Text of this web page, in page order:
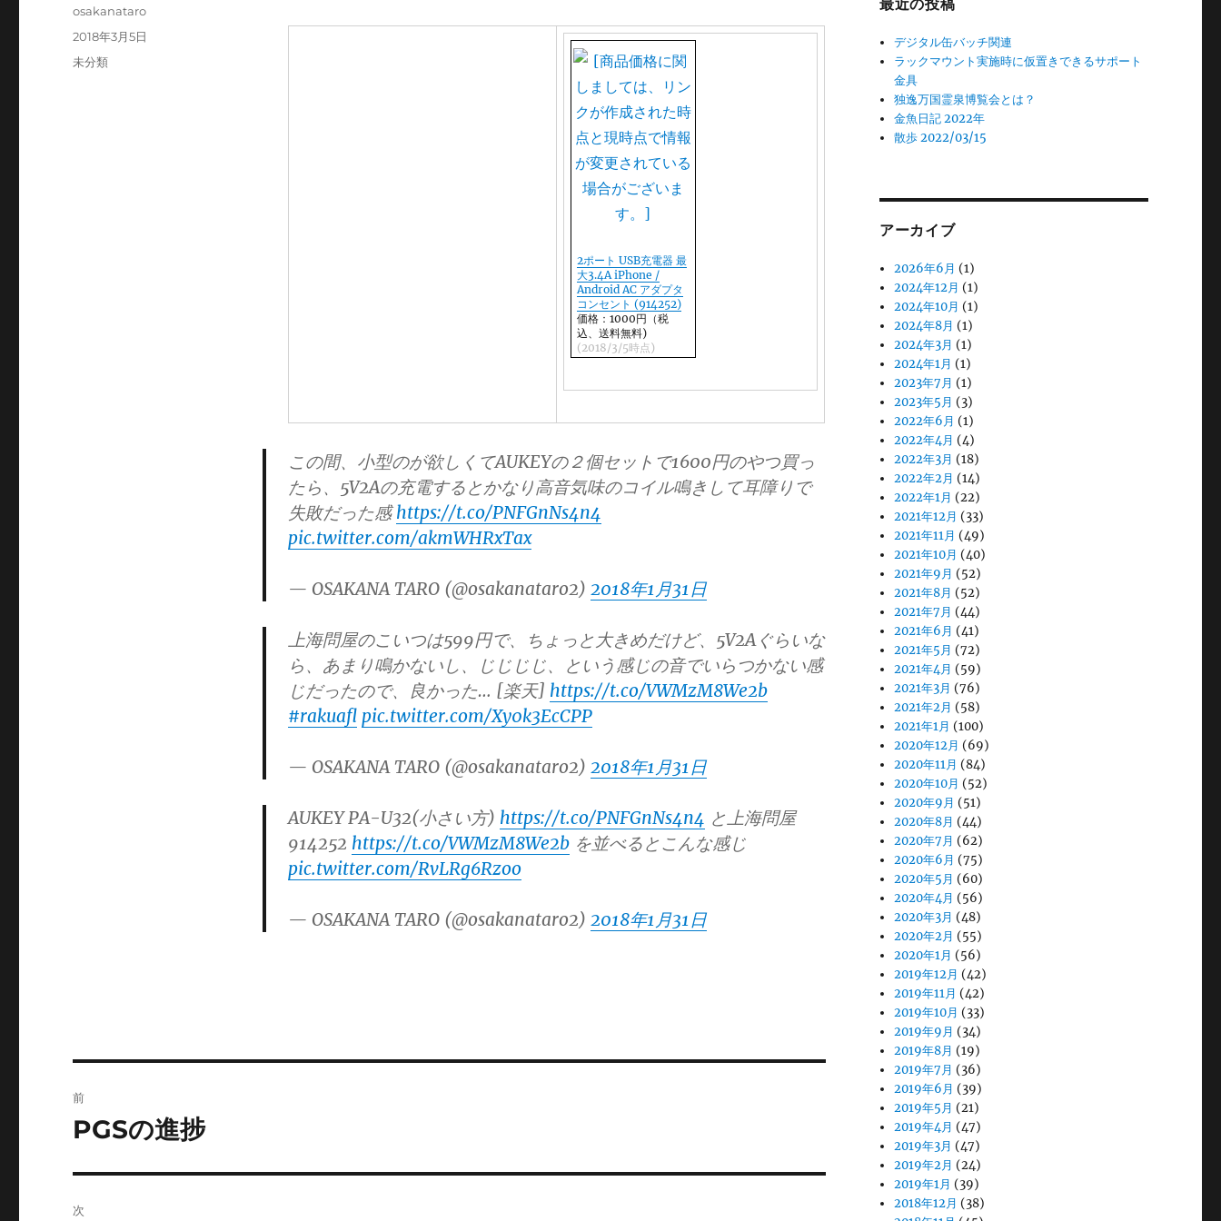
2ポート USB充電器 最
大3.4A iPhone /
Android AC アダプタ
コンセント (914252)
価格：1000円（税
込、送料無料)
(2018/3/5時点)
この間、小型のが欲しくてAUKEYの２個セットで1600円のやつ買っ
たら、5V2Aの充電するとかなり高音気味のコイル鳴きして耳障りで
失敗だった感https://t.co/PNFGnNs4n4
pic.twitter.com/akmWHRxTax
— OSAKANA TARO (@osakanataro2) 2018年1月31日
上海問屋のこいつは599円で、ちょっと大きめだけど、5V2Aぐらいな
ら、あまり鳴かないし、じじじじ、という感じの音でいらつかない感
じだったので、良かった… [楽天] https://t.co/VWMzM8We2b
#rakuafl pic.twitter.com/Xy0k3EcCPP
— OSAKANA TARO (@osakanataro2) 2018年1月31日
AUKEY PA-U32(小さい方) https://t.co/PNFGnNs4n4 と上海問屋
914252 https://t.co/VWMzM8We2bを並べるとこんな感じ
pic.twitter.com/RvLRg6Rzoo
— OSAKANA TARO (@osakanataro2) 2018年1月31日
投
osakanataro
投
稿
2018年3月5日
カ
未分類
稿
前
前
投
稿:
PGSの進捗
次
最近の投稿
デジタル缶バッチ関連
ラックマウント実施時に仮置きできるサポート
金具
独逸万国霊泉博覧会とは？
金魚日記 2022年
散歩 2022/03/15
アーカイブ
2026年6月 (1)
2024年12月 (1)
2024年10月 (1)
2024年8月 (1)
2024年3月 (1)
2024年1月 (1)
2023年7月 (1)
2023年5月 (3)
2022年6月 (1)
2022年4月 (4)
2022年3月 (18)
2022年2月 (14)
2022年1月 (22)
2021年12月 (33)
2021年11月 (49)
2021年10月 (40)
2021年9月 (52)
2021年8月 (52)
2021年7月 (44)
2021年6月 (41)
2021年5月 (72)
2021年4月 (59)
2021年3月 (76)
2021年2月 (58)
2021年1月 (100)
2020年12月 (69)
2020年11月 (84)
2020年10月 (52)
2020年9月 (51)
2020年8月 (44)
2020年7月 (62)
2020年6月 (75)
2020年5月 (60)
2020年4月 (56)
2020年3月 (48)
2020年2月 (55)
2020年1月 (56)
2019年12月 (42)
2019年11月 (42)
2019年10月 (33)
2019年9月 (34)
2019年8月 (19)
2019年7月 (36)
2019年6月 (39)
2019年5月 (21)
2019年4月 (47)
2019年3月 (47)
2019年2月 (24)
2019年1月 (39)
2018年12月 (38)